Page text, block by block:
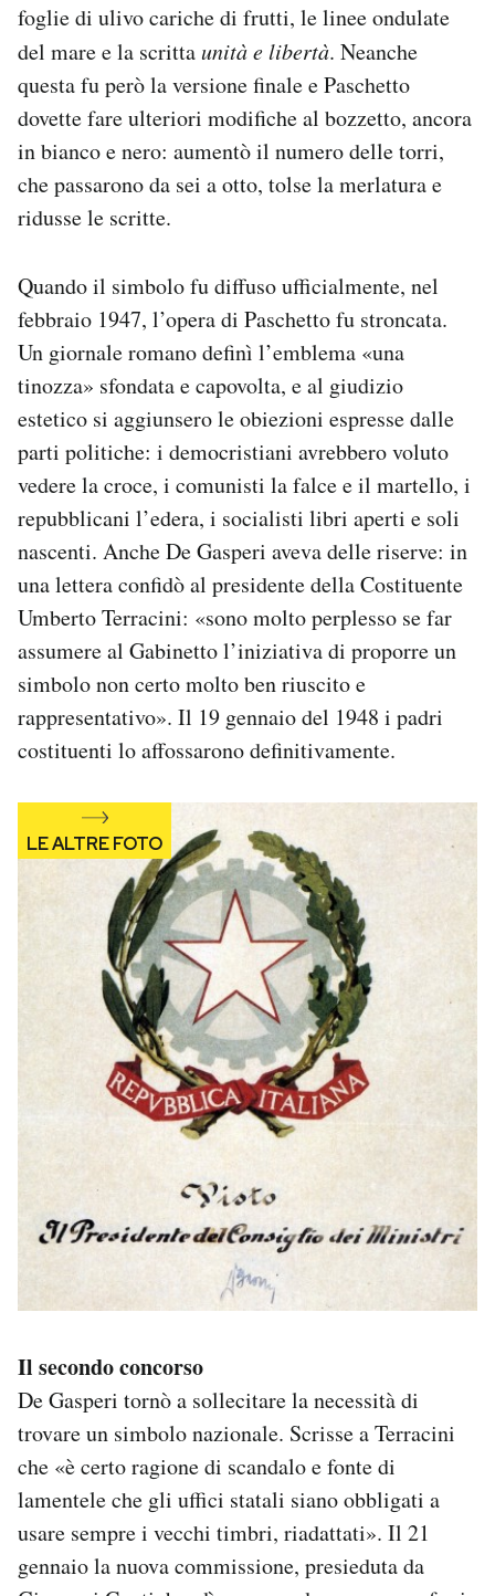
foglie di ulivo cariche di frutti, le linee ondulate
del mare e la scrittaunità e libertà. Neanche
questa fu però la versione finale e Paschetto
dovette fare ulteriori modifiche al bozzetto, ancora
in bianco e nero: aumentò il numero delle torri,
che passarono da sei a otto, tolse la merlatura e
ridusse le scritte.
Quando il simbolo fu diffuso ufficialmente, nel
febbraio 1947, l’opera di Paschetto fu stroncata.
Un giornale romano definì l’emblema «una
tinozza» sfondata e capovolta, e al giudizio
estetico si aggiunsero le obiezioni espresse dalle
parti politiche: i democristiani avrebbero voluto
vedere la croce, i comunisti la falce e il martello, i
repubblicani l’edera, i socialisti libri aperti e soli
nascenti. Anche De Gasperi aveva delle riserve: in
una lettera confidò al presidente della Costituente
Umberto Terracini: «sono molto perplesso se far
assumere al Gabinetto l’iniziativa di proporre un
simbolo non certo molto ben riuscito e
rappresentativo». Il 19 gennaio del 1948 i padri
costituenti lo affossarono definitivamente.
Il secondo concorso
De Gasperi tornò a sollecitare la necessità di
trovare un simbolo nazionale. Scrisse a Terracini
che «è certo ragione di scandalo e fonte di
lamentele che gli uffici statali siano obbligati a
usare sempre i vecchi timbri, riadattati». Il 21
gennaio la nuova commissione, presieduta da